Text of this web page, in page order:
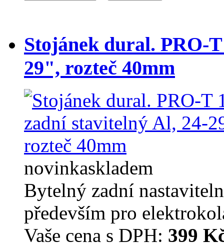
Stojánek dural. PRO-
29", rozteč 40mm
novinkaskladem
Bytelný zadní
především pro
Vaše cena s DPH: 399